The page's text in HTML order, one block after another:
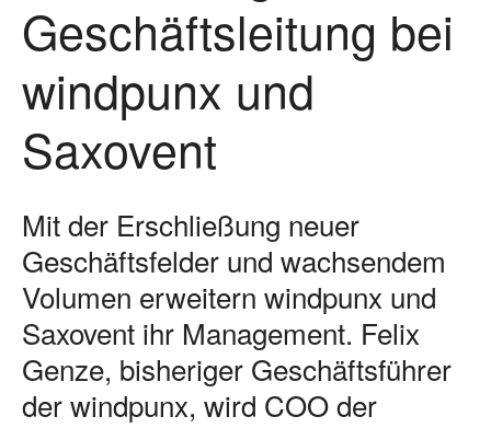
Geschäftsleitung bei
windpunx und
Saxovent
Mit der Erschließung neuer
Geschäftsfelder und wachsendem
Volumen erweitern windpunx und
Saxovent ihr Management. Felix
Genze, bisheriger Geschäftsführer
der windpunx, wird COO der